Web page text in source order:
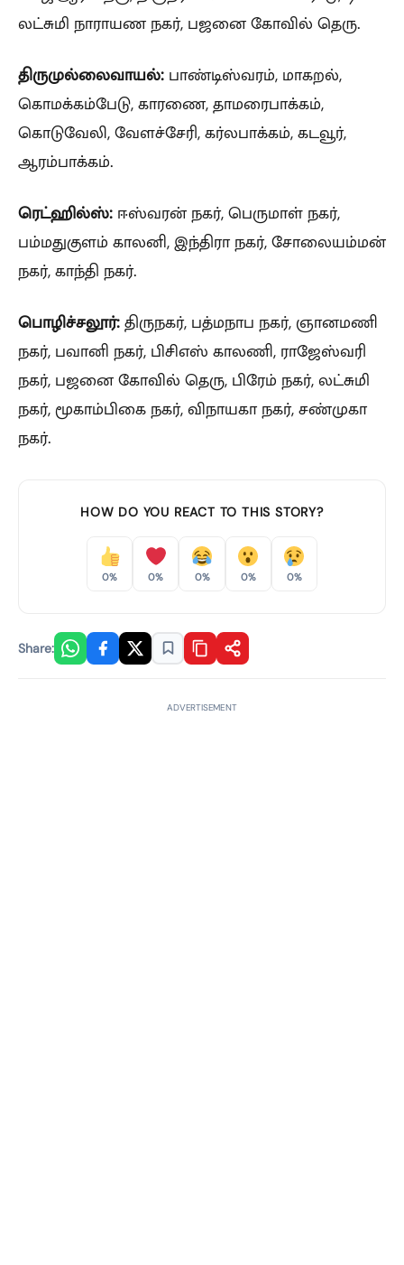
லட்சுமி நாராயண நகர், பஜனை கோவில் தெரு.
திருமுல்லைவாயல்: பாண்டிஸ்வரம், மாகறல்,
கொமக்கம்பேடு, காரணை, தாமரைபாக்கம்,
கொடுவேலி, வேளச்சேரி, கர்லபாக்கம், கடவூர்,
ஆரம்பாக்கம்.
ரெட்ஹில்ஸ்: ஈஸ்வரன் நகர், பெருமாள் நகர்,
பம்மதுகுளம் காலனி, இந்திரா நகர், சோலையம்மன்
நகர், காந்தி நகர்.
பொழிச்சலூர்: திருநகர், பத்மநாப நகர், ஞானமணி
நகர், பவானி நகர், பிசிஎஸ் காலணி, ராஜேஸ்வரி
நகர், பஜனை கோவில் தெரு, பிரேம் நகர், லட்சுமி
நகர், மூகாம்பிகை நகர், விநாயகா நகர், சண்முகா
நகர்.
HOW DO YOU REACT TO THIS STORY?
0% 0% 0% 0% 0%
Share:
ADVERTISEMENT